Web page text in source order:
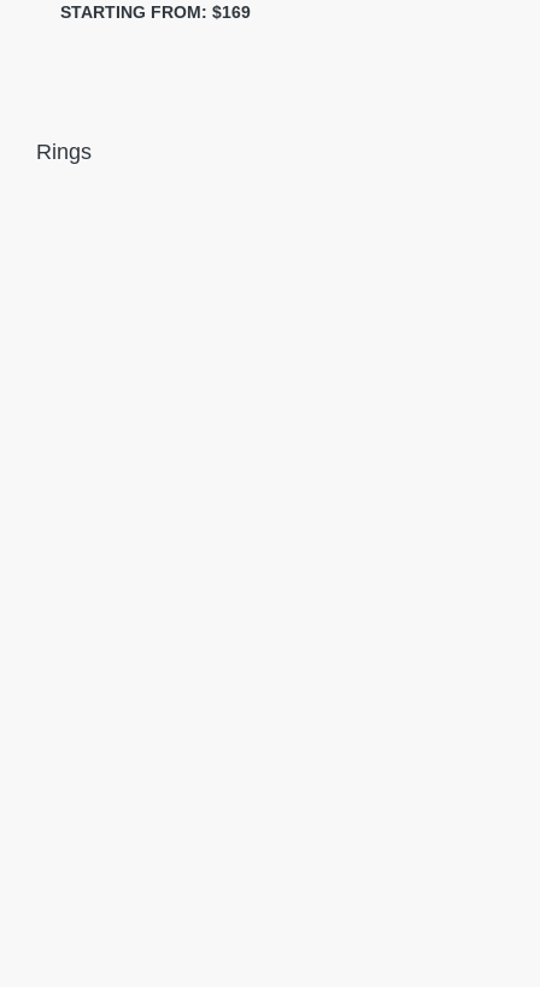
STARTING FROM: $169
Rings